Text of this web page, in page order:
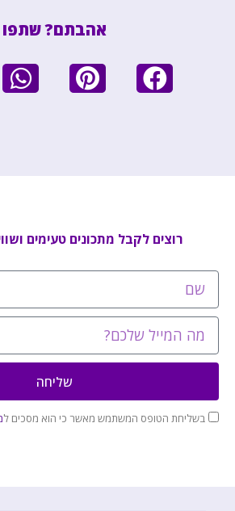
אהבתם? שתפו
רוצים לקבל מתכונים טעימים
בשליחת הטופס המשתמש מאשר כי הוא מסכים ל
שליחה